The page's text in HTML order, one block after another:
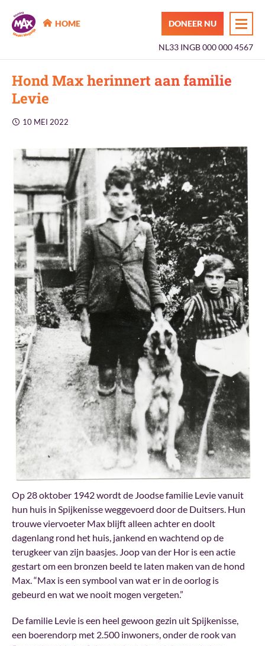
MAX Maakt Mogelijk
HOME DONEER NU
NL33 INGB 000 000 4567
Hond Max herinnert aan familie
Levie
10 MEI 2022
Op 28 oktober 1942 wordt de Joodse familie Levie vanuit
hun huis in Spijkenisse weggevoerd door de Duitsers. Hun
trouwe viervoeter Max blijft alleen achter en doolt
dagenlang rond het huis, jankend en wachtend op de
terugkeer van zijn baasjes. Joop van der Hor is een actie
gestart om een bronzen beeld te laten maken van de hond
Max. “Max is een symbool van wat er in de oorlog is
gebeurd en wat we nooit mogen vergeten.”
De familie Levie is een heel gewoon gezin uit Spijkenisse,
een boerendorp met 2.500 inwoners, onder de rook van